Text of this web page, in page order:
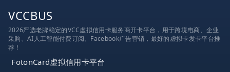
VCCBUS
2026严选老牌稳定的VCC虚拟信用卡服务商开卡平台，用于跨境电商、企业
采购、AI人工智能付费订阅、Facebook广告营销，最好的虚拟卡发卡平台推
荐！
FotonCard虚拟信用卡平台